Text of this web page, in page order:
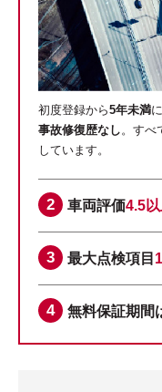
初度登録から5年未満
事故修復歴なし 。すべ
しています。
車両評価4.5
最大点検項目
無料保証期間